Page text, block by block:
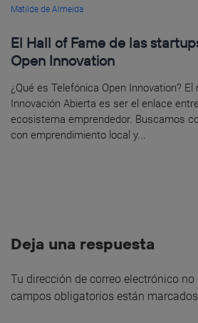
Matilde de Almeida
El Hall of Fame de las
Open Innovation
¿Qué es Telefónica Open Innovation? El
Innovación Abierta es ser el enlace
ecosistema emprendedor. Buscamos
con emprendimiento local y...
Deja una respuesta
Tu dirección de correo electrónico
campos obligatorios están